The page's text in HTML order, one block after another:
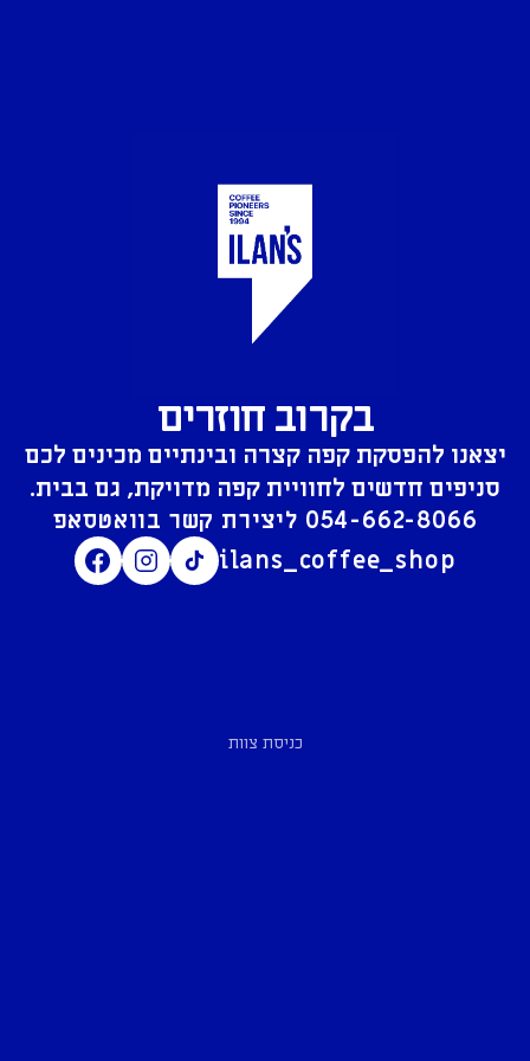
בקרוב חוזרים
יצאנו להפסקת קפה קצרה ובינתיים מכינים לכם
סניפים חדשים לחוויית קפה מדויקת, גם בבית.
054-662-8066
ilans_coffee_shop
כניסת צוות